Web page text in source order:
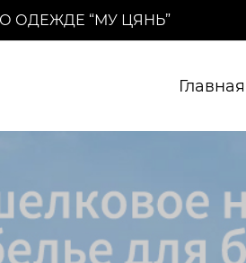
ОДЕЖДЕ “МУ ЦЯНЬ”
Главная